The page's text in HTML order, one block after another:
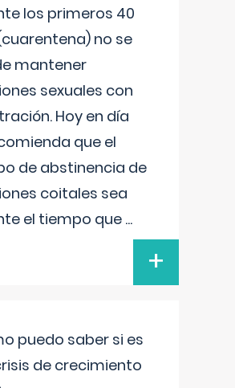
los primeros 40
no se
mantener
sexuales con
Hoy en día
que el
de abstinencia de
coitales sea
el tiempo que ...
+
puedo saber si es
de crecimiento